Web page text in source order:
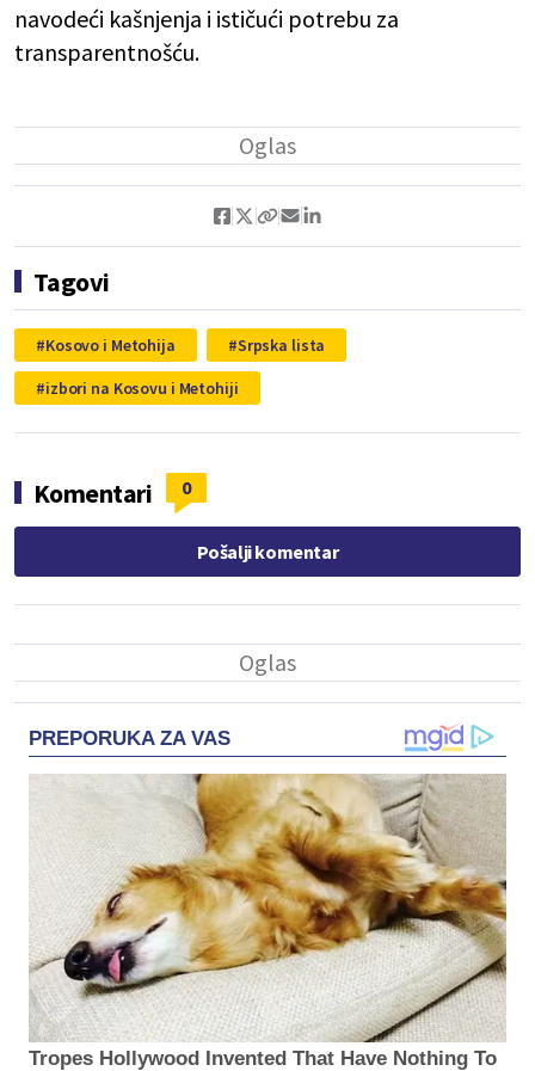
navodeći kašnjenja i ističući potrebu za
transparentnošću.
Tagovi
Kosovo i Metohija
Srpska lista
izbori na Kosovu i Metohiji
Komentari 0
Pošalji komentar
PREPORUKA ZA VAS
Tropes Hollywood Invented That Have Nothing To